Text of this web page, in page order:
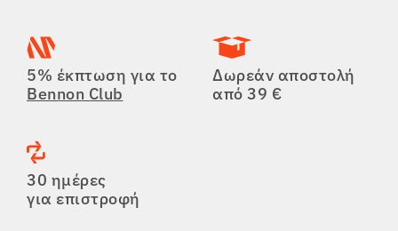
5% έκπτωση για το
Bennon Club
Δωρεάν αποστολή
από 39 €
30 ημέρες
για επιστροφή